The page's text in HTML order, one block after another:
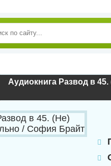
Аудиокнига Развод в